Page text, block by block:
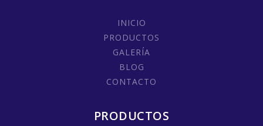
INICIO
PRODUCTOS
GALERÍA
BLOG
CONTACTO
PRODUCTOS